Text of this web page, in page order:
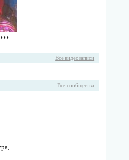
Все видеозаписи
Все сообщества